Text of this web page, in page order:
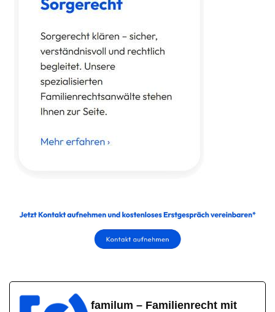
familum – Familienrecht mit